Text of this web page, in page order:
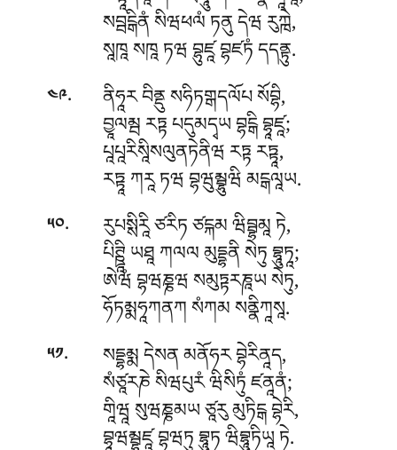
སབྦངྒིནཾ སིཝཕལཾ ཏནུ དེཝ རུཀྑེ,
སཱཁཱ སཁཱ ཏཝ བྷུཛཱ བྷཛཏཾ དདནྟུ.
༤༩. ནིཧཱར བིནྡུ སཧིཏགྒདལོཔ སོབྷི,
བྱཱལམྦ རཏྟ པདུམདྭཡ བྷངྒི བྷཱཛཱ;
པཱཔཱརིསཱིསལུནཏེནིཝ རཏྟ རཏྟཱ,
རཏྟཱ ཀརཱ ཏཝ བྷཝུམྦྷུཝི མངྒལཱཡ.
༥༠. རུཔསྶིརཱི ཙརིཏ ཙངྐམ ཝིབྦྷམཱ ཏེ,
པིཊྛཱི ཡཐཱ ཀལལ མུདྡྷནི སེཏུ བྷཱུཏཱ;
ཨེཝཾ བྷཝཎྞཝ སམུཏྟརཎཱཡ སེཏུ,
ཧོཏམྨཧཱཀནཀ སཾཀམ སནྣིཀཱསཱ.
༥༡. སདྡྷམྨ དེསན མནོཧར བྷེརིནཱད,
སཾཙཱརཎེ སིཝཔུརཾ ཝིསིཏུཾ ཛནཱནཾ;
གཱིཝཱ སུཝཎྞམཡ ཙཱརུ མུཏིངྒ བྷེརི,